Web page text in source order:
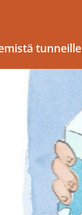
tunneille